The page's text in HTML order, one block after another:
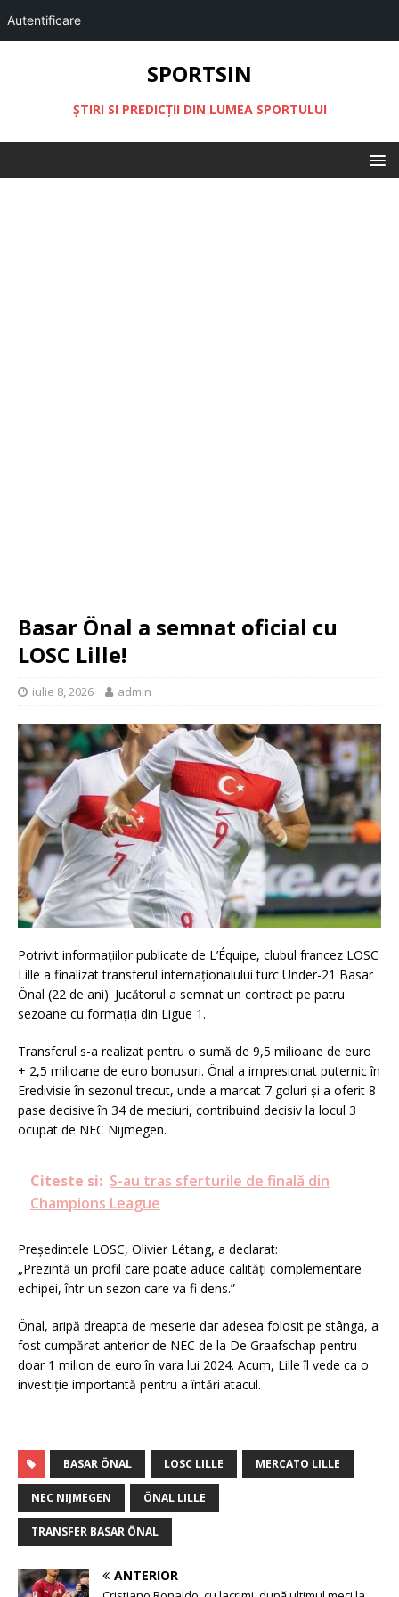
Autentificare
SPORTSIN
ŞTIRI SI PREDICŢII DIN LUMEA SPORTULUI
Basar Önal a semnat oficial cu
LOSC Lille!
iulie 8, 2026 admin
Potrivit informațiilor publicate de L’Équipe, clubul francez LOSC
Lille a finalizat transferul internaționalului turc Under-21 Basar
Önal (22 de ani). Jucătorul a semnat un contract pe patru
sezoane cu formația din Ligue 1.
Transferul s-a realizat pentru o sumă de 9,5 milioane de euro
+ 2,5 milioane de euro bonusuri. Önal a impresionat puternic în
Eredivisie în sezonul trecut, unde a marcat 7 goluri și a oferit 8
pase decisive în 34 de meciuri, contribuind decisiv la locul 3
ocupat de NEC Nijmegen.
Citeste si: S-au tras sferturile de finală din
Champions League
Președintele LOSC, Olivier Létang, a declarat:
„Prezintă un profil care poate aduce calități complementare
echipei, într-un sezon care va fi dens.”
Önal, aripă dreapta de meserie dar adesea folosit pe stânga, a
fost cumpărat anterior de NEC de la De Graafschap pentru
doar 1 milion de euro în vara lui 2024. Acum, Lille îl vede ca o
investiție importantă pentru a întări atacul.
BASAR ÖNAL LOSC LILLE MERCATO LILLE
NEC NIJMEGEN ÖNAL LILLE
TRANSFER BASAR ÖNAL
ANTERIOR